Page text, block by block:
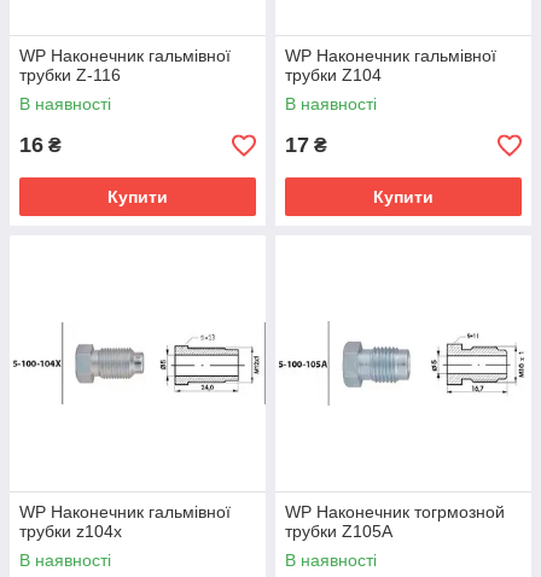
WP Наконечник гальмівної
трубки Z-116
В наявності
16 ₴
Купити
WP Наконечник гальмівної
трубки Z104
В наявності
17 ₴
Купити
WP Наконечник гальмівної
трубки z104x
В наявності
WP Наконечник тогрмозной
трубки Z105A
В наявності